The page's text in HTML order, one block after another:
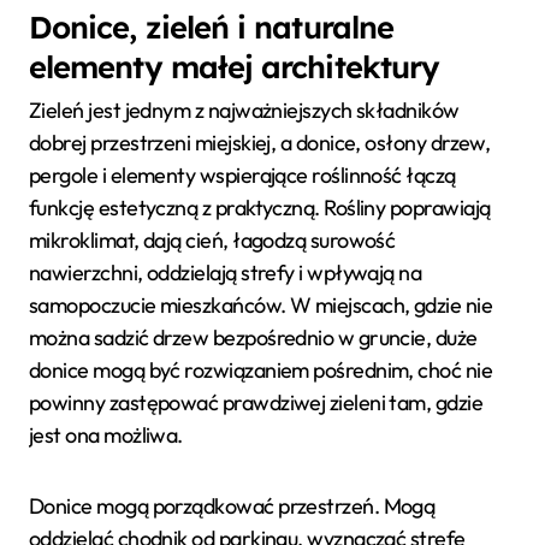
Donice, zieleń i naturalne
elementy małej architektury
Zieleń jest jednym z najważniejszych składników
dobrej przestrzeni miejskiej, a donice, osłony drzew,
pergole i elementy wspierające roślinność łączą
funkcję estetyczną z praktyczną. Rośliny poprawiają
mikroklimat, dają cień, łagodzą surowość
nawierzchni, oddzielają strefy i wpływają na
samopoczucie mieszkańców. W miejscach, gdzie nie
można sadzić drzew bezpośrednio w gruncie, duże
donice mogą być rozwiązaniem pośrednim, choć nie
powinny zastępować prawdziwej zieleni tam, gdzie
jest ona możliwa.
Donice mogą porządkować przestrzeń. Mogą
oddzielać chodnik od parkingu, wyznaczać strefę